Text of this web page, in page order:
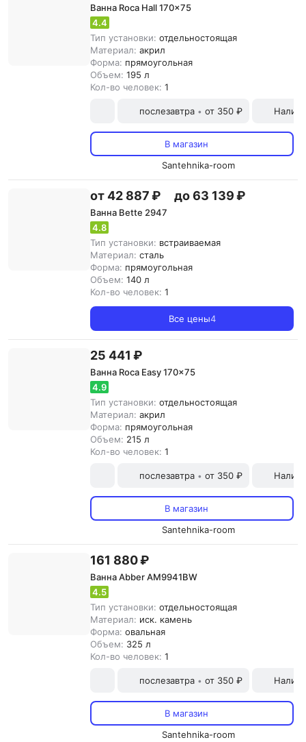
Ванна Roca Hall 170x75
4.4
Тип установки: отдельностоящая
Материал: акрил
Форма: прямоугольная
Объем: 195 л
Кол-во человек: 1
послезавтра • от 350 ₽
В магазин
Santehnika-room
от 42 887 ₽ до 63 139 ₽
Ванна Bette 2947
4.8
Тип установки: встраиваемая
Материал: сталь
Форма: прямоугольная
Объем: 140 л
Кол-во человек: 1
Все цены4
25 441 ₽
Ванна Roca Easy 170x75
4.9
Тип установки: отдельностоящая
Материал: акрил
Форма: прямоугольная
Объем: 215 л
Кол-во человек: 1
послезавтра • от 350 ₽
В магазин
Santehnika-room
161 880 ₽
Ванна Abber AM9941BW
4.5
Тип установки: отдельностоящая
Материал: иск. камень
Форма: овальная
Объем: 325 л
Кол-во человек: 1
послезавтра • от 350 ₽
В магазин
Santehnika-room